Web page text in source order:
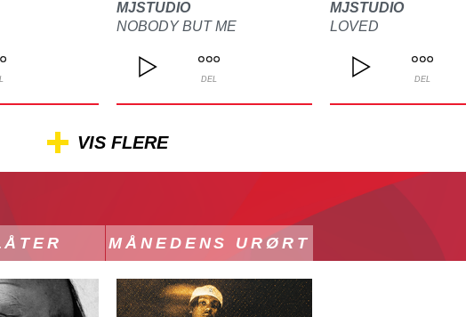
MJSTUDIO
NOBODY BUT ME
DEL
MJSTUDIO
LOVED
DEL
VIS FLERE
MÅNEDENS URØRT